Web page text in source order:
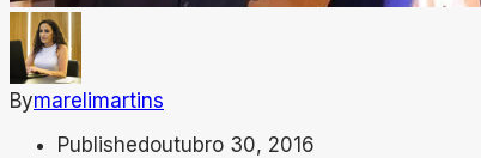
Bymarelimartins
Publishedoutubro 30, 2016